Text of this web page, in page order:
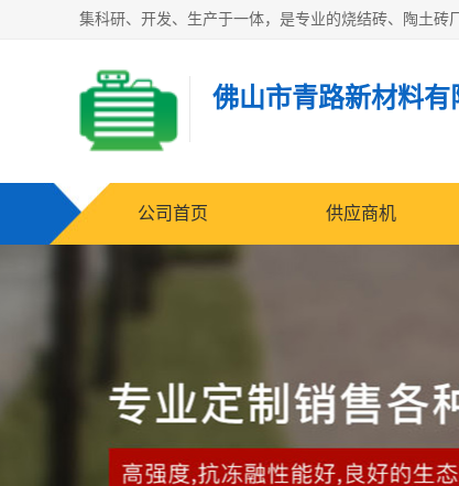
佛山市青路新材料有
公司首页 供应商机